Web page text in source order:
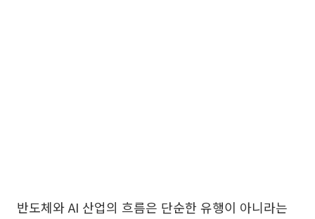
반도체와 AI 산업의 흐름은 단순한 유행이 아니라는